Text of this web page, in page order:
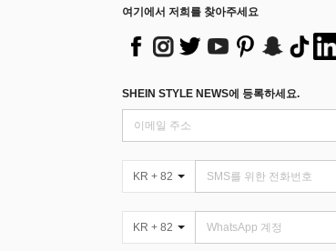
여기에서 저희를 찾아주세요
SHEIN STYLE NEWS에 등록하세요.
KR + 82
KR + 82